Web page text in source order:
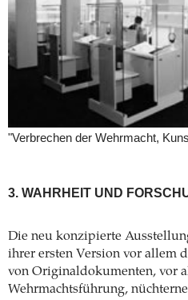
"Verbrechen der Wehrmacht,
3. WAHRHEIT UND
Die neu konzipierte
ihrer ersten Version vor allem
von Originaldokumenten, vor
Wehrmachtsführung,